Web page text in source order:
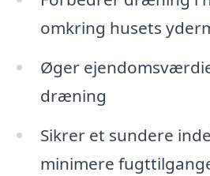
omkring husets
Øger
dræning
Sikrer et sundere
minimere